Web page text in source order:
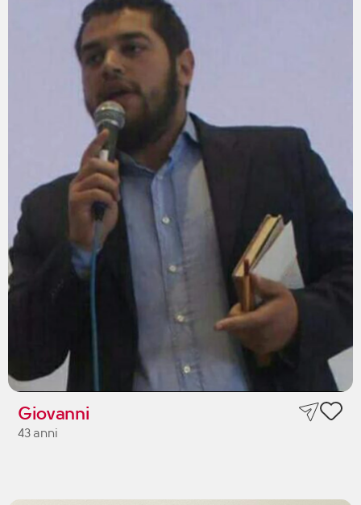
Giovanni
43 anni